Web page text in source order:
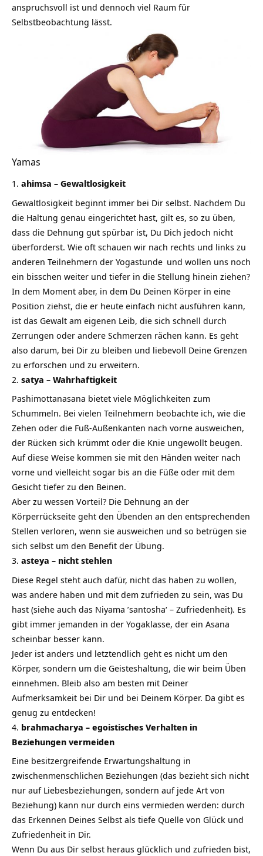
anspruchsvoll ist und dennoch viel Raum für
Selbstbeobachtung lässt.
Yamas
ahimsa – Gewaltlosigkeit
Gewaltlosigkeit beginnt immer bei Dir selbst. Nachdem Du
die Haltung genau eingerichtet hast, gilt es, so zu üben,
dass die Dehnung gut spürbar ist, Du Dich jedoch nicht
überforderst. Wie oft schauen wir nach rechts und links zu
anderen Teilnehmern der Yogastunde und wollen uns noch
ein bisschen weiter und tiefer in die Stellung hinein ziehen?
In dem Moment aber, in dem Du Deinen Körper in eine
Position ziehst, die er heute einfach nicht ausführen kann,
ist das Gewalt am eigenen Leib, die sich schnell durch
Zerrungen oder andere Schmerzen rächen kann. Es geht
also darum, bei Dir zu bleiben und liebevoll Deine Grenzen
zu erforschen und zu erweitern.
satya – Wahrhaftigkeit
Pashimottanasana bietet viele Möglichkeiten zum
Schummeln. Bei vielen Teilnehmern beobachte ich, wie die
Zehen oder die Fuß-Außenkanten nach vorne ausweichen,
der Rücken sich krümmt oder die Knie ungewollt beugen.
Auf diese Weise kommen sie mit den Händen weiter nach
vorne und vielleicht sogar bis an die Füße oder mit dem
Gesicht tiefer zu den Beinen.
Aber zu wessen Vorteil? Die Dehnung an der
Körperrückseite geht den Übenden an den entsprechenden
Stellen verloren, wenn sie ausweichen und so betrügen sie
sich selbst um den Benefit der Übung.
asteya – nicht stehlen
Diese Regel steht auch dafür, nicht das haben zu wollen,
was andere haben und mit dem zufrieden zu sein, was Du
hast (siehe auch das Niyama ’santosha‘ – Zufriedenheit). Es
gibt immer jemanden in der Yogaklasse, der ein Asana
scheinbar besser kann.
Jeder ist anders und letztendlich geht es nicht um den
Körper, sondern um die Geisteshaltung, die wir beim Üben
einnehmen. Bleib also am besten mit Deiner
Aufmerksamkeit bei Dir und bei Deinem Körper. Da gibt es
genug zu entdecken!
brahmacharya – egoistisches Verhalten in
Beziehungen vermeiden
Eine besitzergreifende Erwartungshaltung in
zwischenmenschlichen Beziehungen (das bezieht sich nicht
nur auf Liebesbeziehungen, sondern auf jede Art von
Beziehung) kann nur durch eins vermieden werden: durch
das Erkennen Deines Selbst als tiefe Quelle von Glück und
Zufriedenheit in Dir.
Wenn Du aus Dir selbst heraus glücklich und zufrieden bist,